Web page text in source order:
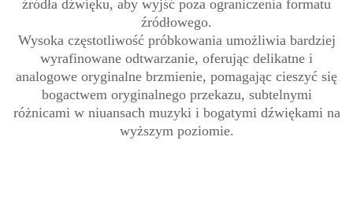
źródła dźwięku, aby wyjść poza ograniczenia formatu
źródłowego.
Wysoka częstotliwość próbkowania umożliwia bardziej
wyrafinowane odtwarzanie, oferując delikatne i
analogowe oryginalne brzmienie, pomagając cieszyć się
bogactwem oryginalnego przekazu, subtelnymi
różnicami w niuansach muzyki i bogatymi dźwiękami na
wyższym poziomie.